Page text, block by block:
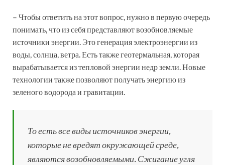
– Чтобы ответить на этот вопрос, нужно в первую очередь
понимать, что из себя представляют возобновляемые
источники энергии. Это генерация электроэнергии из
воды, солнца, ветра. Есть также геотермальная, которая
вырабатывается из тепловой энергии недр земли. Новые
технологии также позволяют получать энергию из
зеленого водорода и гравитации.
То есть все виды источников энергии,
которые не вредят окружающей среде,
являются возобновляемыми. Сжигание угля